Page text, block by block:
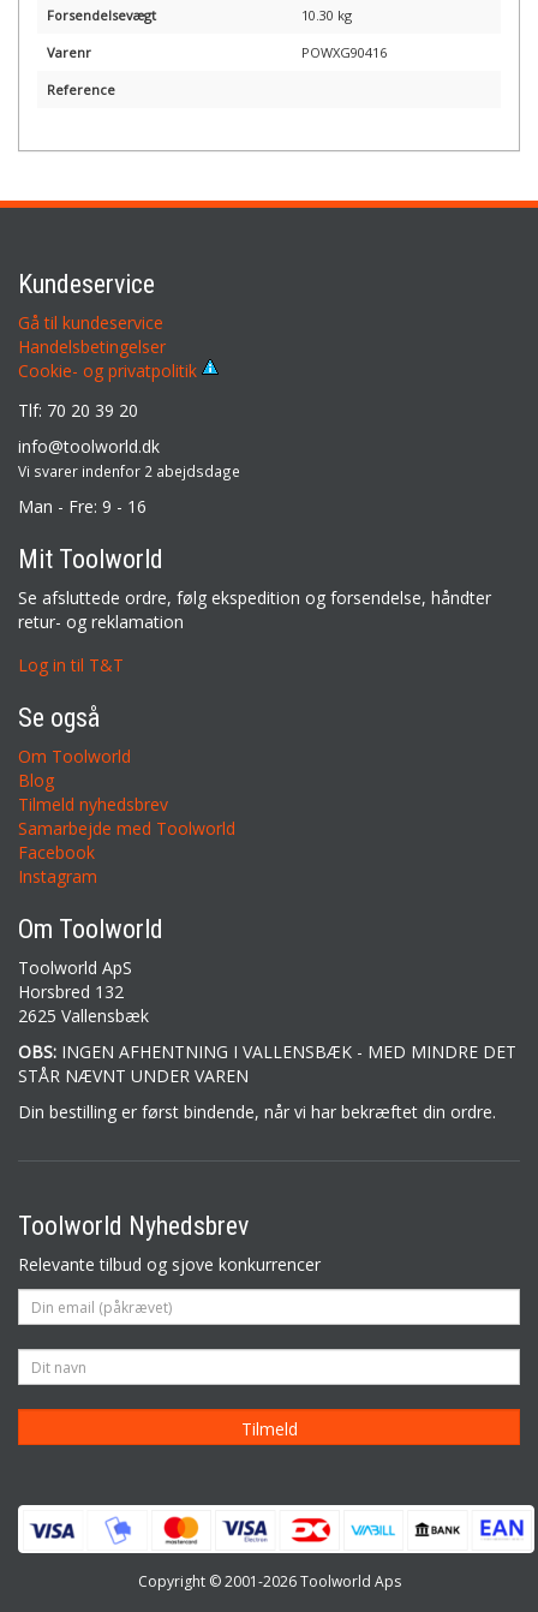
Forsendelsevægt 10.30 kg
Varenr POWXG90416
Reference
Kundeservice
Gå til kundeservice
Handelsbetingelser
Cookie- og privatpolitik
Tlf: 70 20 39 20
info@toolworld.dk
Vi svarer indenfor 2 abejdsdage
Man - Fre: 9 - 16
Mit Toolworld
Se afsluttede ordre, følg ekspedition og forsendelse, håndter
retur- og reklamation
Log in til T&T
Se også
Om Toolworld
Blog
Tilmeld nyhedsbrev
Samarbejde med Toolworld
Facebook
Instagram
Om Toolworld
Toolworld ApS
Horsbred 132
2625 Vallensbæk
OBS: INGEN AFHENTNING I VALLENSBÆK - MED MINDRE DET
STÅR NÆVNT UNDER VAREN
Din bestilling er først bindende, når vi har bekræftet din ordre.
Toolworld Nyhedsbrev
Relevante tilbud og sjove konkurrencer
Copyright © 2001-2026 Toolworld Aps